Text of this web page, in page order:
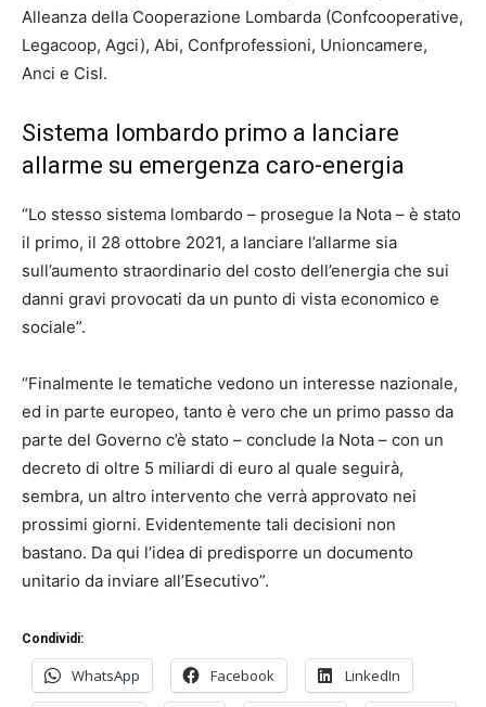
Alleanza della Cooperazione Lombarda (Confcooperative,
Legacoop, Agci), Abi, Confprofessioni, Unioncamere,
Anci e Cisl.
Sistema lombardo primo a lanciare
allarme su emergenza caro-energia
“Lo stesso sistema lombardo – prosegue la Nota – è stato
il primo, il 28 ottobre 2021, a lanciare l’allarme sia
sull’aumento straordinario del costo dell’energia che sui
danni gravi provocati da un punto di vista economico e
sociale”.
“Finalmente le tematiche vedono un interesse nazionale,
ed in parte europeo, tanto è vero che un primo passo da
parte del Governo c’è stato – conclude la Nota – con un
decreto di oltre 5 miliardi di euro al quale seguirà,
sembra, un altro intervento che verrà approvato nei
prossimi giorni. Evidentemente tali decisioni non
bastano. Da qui l’idea di predisporre un documento
unitario da inviare all’Esecutivo”.
Condividi:
WhatsApp Facebook LinkedIn